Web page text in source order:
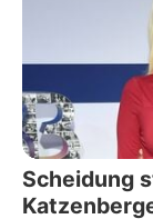
Scheidung